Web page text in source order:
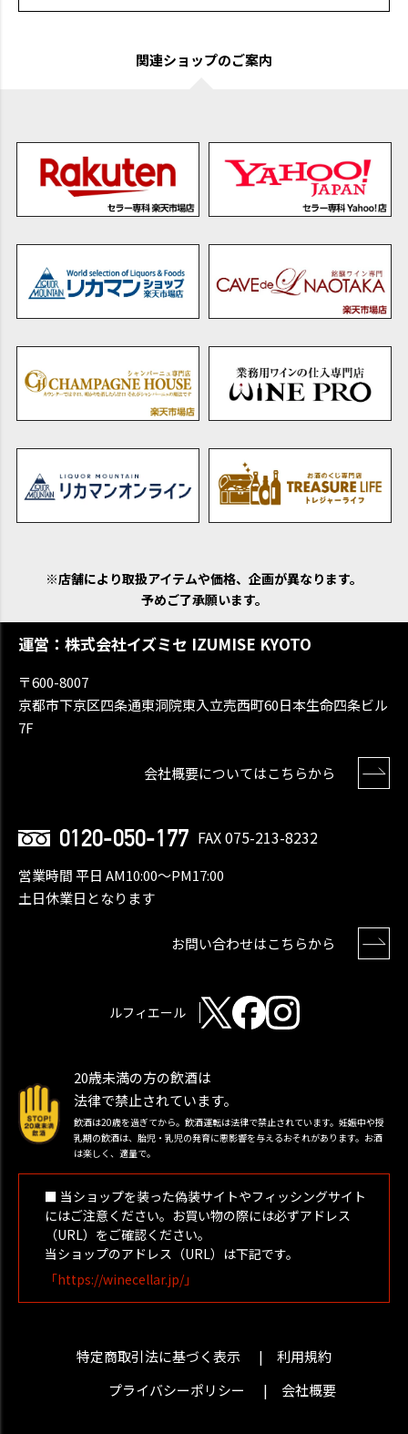
関連ショップのご案内
※店舗により取扱アイテムや価格、企画が異なります。
予めご了承願います。
運営：株式会社イズミセ IZUMISE KYOTO
〒600-8007
京都市下京区四条通東洞院東入立売西町60日本生命四条ビル
7F
会社概要についてはこちらから
0120-050-177 FAX 075-213-8232
営業時間 平日 AM10:00〜PM17:00
土日休業日となります
お問い合わせはこちらから
ルフィエール
20歳未満の方の飲酒は
法律で禁止されています。
飲酒は20歳を過ぎてから。飲酒運転は法律で禁止されています。妊娠中や授
乳期の飲酒は、胎児・乳児の発育に悪影響を与えるおそれがあります。お酒
は楽しく、適量で。
■ 当ショップを装った偽装サイトやフィッシングサイト
にはご注意ください。お買い物の際には必ずアドレス
（URL）をご確認ください。
当ショップのアドレス（URL）は下記です。
「https://winecellar.jp/」
特定商取引法に基づく表示
利用規約
プライバシーポリシー
会社概要